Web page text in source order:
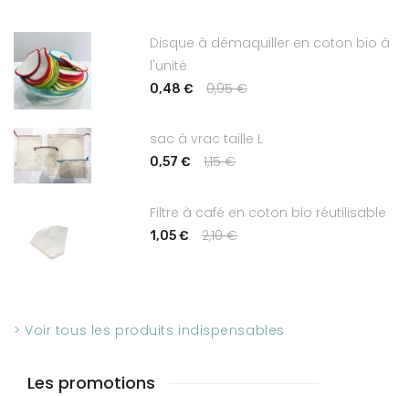
Disque à démaquiller en coton bio à
l'unité
0,48 € 0,95 €
sac à vrac taille L
0,57 € 1,15 €
Filtre à café en coton bio réutilisable
1,05 € 2,10 €
> Voir tous les produits indispensables
Les promotions